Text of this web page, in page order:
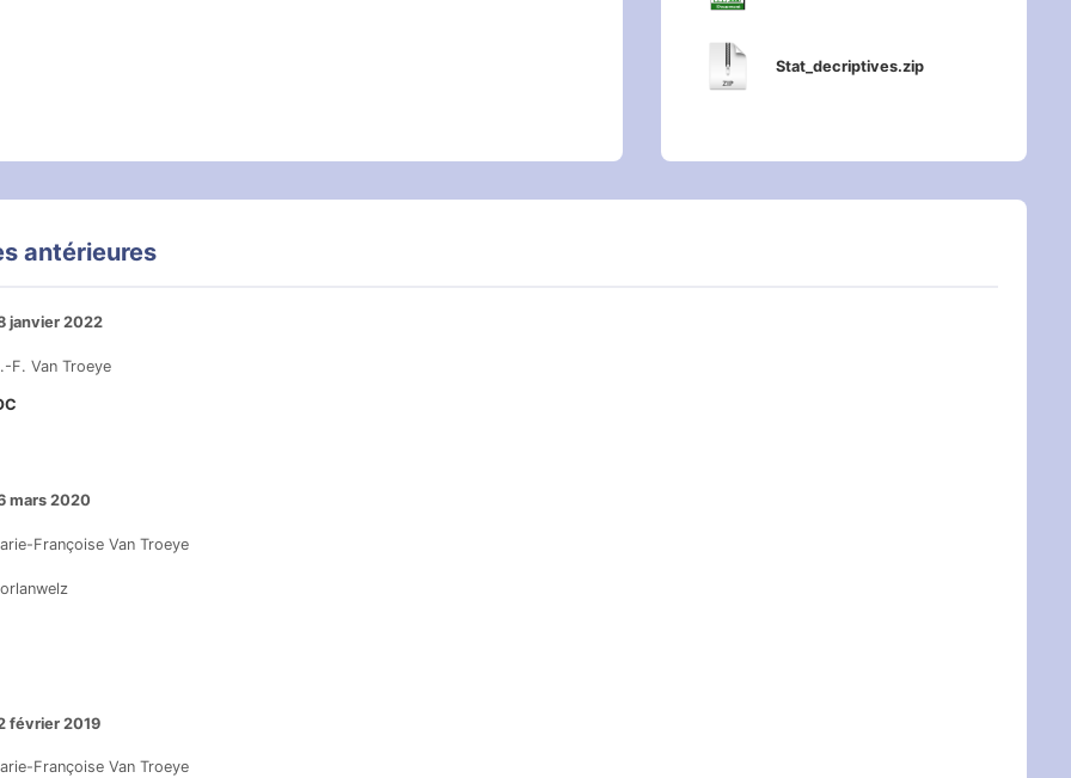
Stat_decriptives.zip
antérieures
janvier 2022
F. Van Troeye
mars 2020
Françoise Van Troeye
février 2019
Françoise Van Troeye